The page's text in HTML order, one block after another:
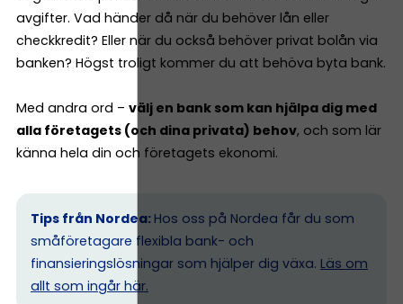
avgifter. Vad händer då när du behöver lån eller
checkkredit? Eller när du också behöver privat bolån via
banken? Högst troligt kommer du att behöva byta bank.
Med andra ord – välj en bank som kan hjälpa dig med
alla företagets (och dina privata) behov, och som lär
känna hela din och företagets ekonomi.
Tips från Nordea: Hos oss på Nordea får du som
småföretagare flexibla bank- och
finansieringslösningar som hjälper dig växa. Läs om
allt som ingår här.